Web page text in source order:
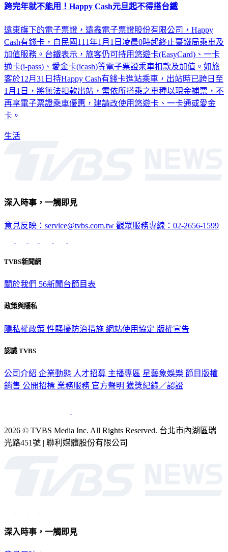
跨完年就不能用！Happy Cash元旦起不得搭台鐵
遠東旗下的電子票證，遠鑫電子票證股份有限公司，Happy
Cash有錢卡，自民國111年1月1日凌晨0時起終止臺鐵局乘車及
加值服務。台鐵表示，旅客仍可持用悠遊卡(EasyCard)、一卡
通卡(i-pass)、愛金卡(icash)等電子票證乘車扣款及加值。如旅
客於12月31日持Happy Cash有錢卡進站乘車，出站時已跨日至
1月1日，將無法扣款出站，需依所搭乘之車種以現金補票，不
再享電子票證乘車優惠，建請改使用悠遊卡、一卡通或愛金
卡。
生活
深入時事，一觸即見
意見反映：service@tvbs.com.tw 觀眾服務專線：02-2656-1599
TVBS新聞網
關於我們 56新聞台節目表
政策與隱私
隱私權政策 性騷擾防治措施 網站使用協定 版權宣告
認識 TVBS
公司介紹 企業動態 人才招募 主播專區 星藝象娛樂 節目版權
銷售 公開招標 業務服務 官方聲明 獲獎紀錄／認證
2026 © TVBS Media Inc. All Rights Reserved. 台北市內湖區瑞
光路451號 | 聯利媒體股份有限公司
深入時事，一觸即見